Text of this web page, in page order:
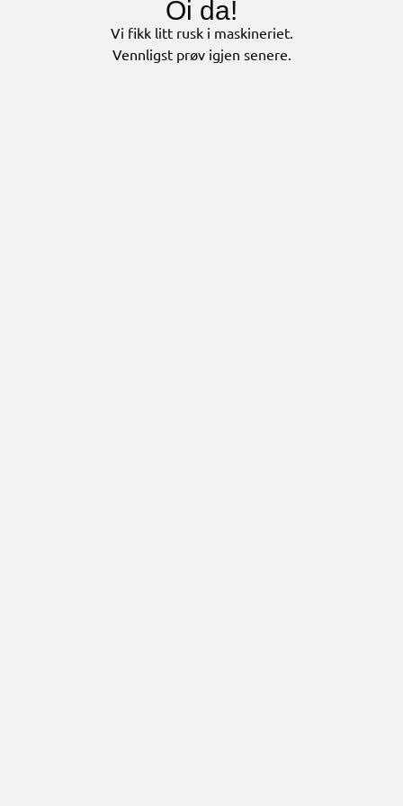
Oi da!
Vi fikk litt rusk i maskineriet.
Vennligst prøv igjen senere.